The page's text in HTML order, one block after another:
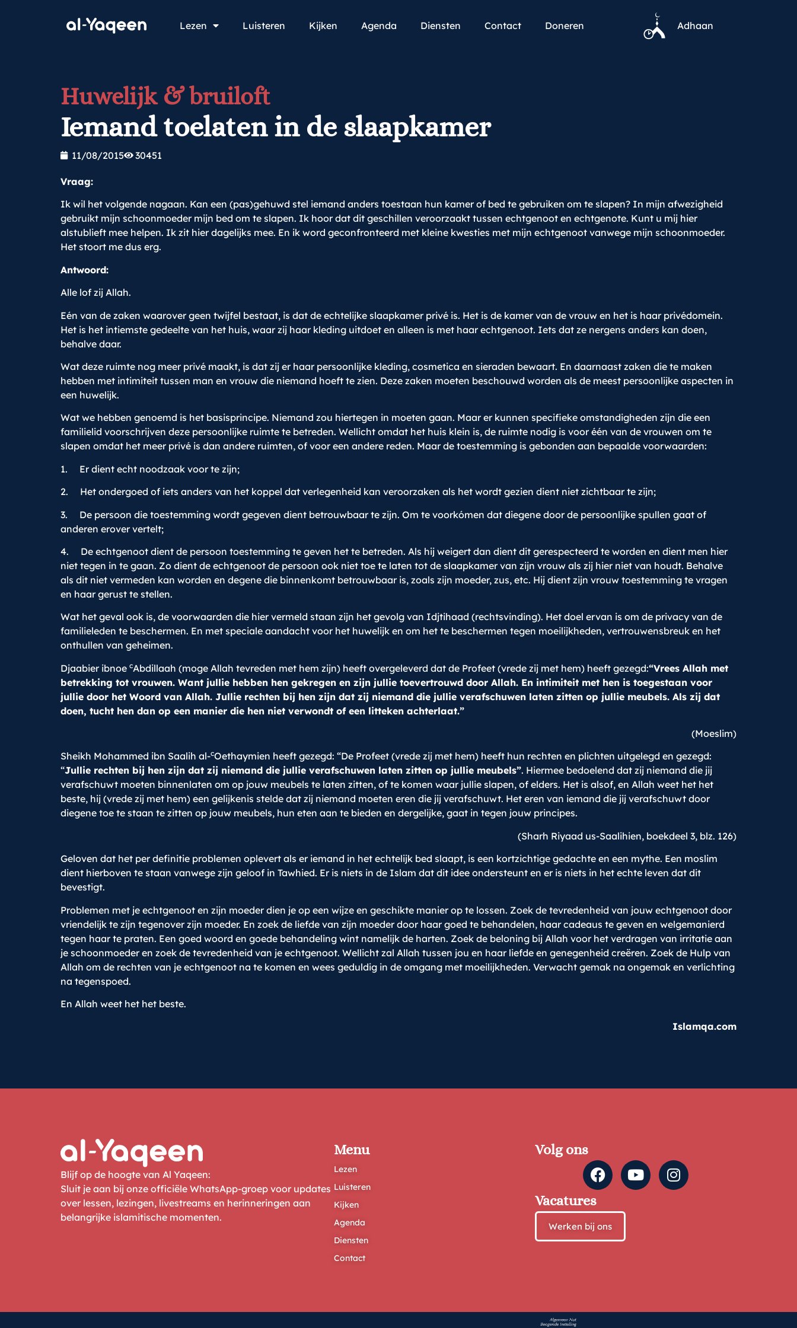
Lezen Luisteren Kijken Agenda Diensten Contact Doneren Adhaan
Huwelijk & bruiloft
Iemand toelaten in de slaapkamer
11/08/2015 30451
Vraag:
Ik wil het volgende nagaan. Kan een (pas)gehuwd stel iemand anders toestaan hun kamer of bed te gebruiken om te slapen? In mijn afwezigheid
gebruikt mijn schoonmoeder mijn bed om te slapen. Ik hoor dat dit geschillen veroorzaakt tussen echtgenoot en echtgenote. Kunt u mij hier
alstublieft mee helpen. Ik zit hier dagelijks mee. En ik word geconfronteerd met kleine kwesties met mijn echtgenoot vanwege mijn schoonmoeder.
Het stoort me dus erg.
Antwoord:
Alle lof zij Allah.
Eén van de zaken waarover geen twijfel bestaat, is dat de echtelijke slaapkamer privé is. Het is de kamer van de vrouw en het is haar privédomein.
Het is het intiemste gedeelte van het huis, waar zij haar kleding uitdoet en alleen is met haar echtgenoot. Iets dat ze nergens anders kan doen,
behalve daar.
Wat deze ruimte nog meer privé maakt, is dat zij er haar persoonlijke kleding, cosmetica en sieraden bewaart. En daarnaast zaken die te maken
hebben met intimiteit tussen man en vrouw die niemand hoeft te zien. Deze zaken moeten beschouwd worden als de meest persoonlijke aspecten in
een huwelijk.
Wat we hebben genoemd is het basisprincipe. Niemand zou hiertegen in moeten gaan. Maar er kunnen specifieke omstandigheden zijn die een
familielid voorschrijven deze persoonlijke ruimte te betreden. Wellicht omdat het huis klein is, de ruimte nodig is voor één van de vrouwen om te
slapen omdat het meer privé is dan andere ruimten, of voor een andere reden. Maar de toestemming is gebonden aan bepaalde voorwaarden:
1. Er dient echt noodzaak voor te zijn;
2. Het ondergoed of iets anders van het koppel dat verlegenheid kan veroorzaken als het wordt gezien dient niet zichtbaar te zijn;
3. De persoon die toestemming wordt gegeven dient betrouwbaar te zijn. Om te voorkómen dat diegene door de persoonlijke spullen gaat of
anderen erover vertelt;
4. De echtgenoot dient de persoon toestemming te geven het te betreden. Als hij weigert dan dient dit gerespecteerd te worden en dient men hier
niet tegen in te gaan. Zo dient de echtgenoot de persoon ook niet toe te laten tot de slaapkamer van zijn vrouw als zij hier niet van houdt. Behalve
als dit niet vermeden kan worden en degene die binnenkomt betrouwbaar is, zoals zijn moeder, zus, etc. Hij dient zijn vrouw toestemming te vragen
en haar gerust te stellen.
Wat het geval ook is, de voorwaarden die hier vermeld staan zijn het gevolg van Idjtihaad (rechtsvinding). Het doel ervan is om de privacy van de
familieleden te beschermen. En met speciale aandacht voor het huwelijk en om het te beschermen tegen moeilijkheden, vertrouwensbreuk en het
onthullen van geheimen.
Djaabier ibnoe cAbdillaah (moge Allah tevreden met hem zijn) heeft overgeleverd dat de Profeet (vrede zij met hem) heeft gezegd:“Vrees Allah met
betrekking tot vrouwen. Want jullie hebben hen gekregen en zijn jullie toevertrouwd door Allah. En intimiteit met hen is toegestaan voor
jullie door het Woord van Allah. Jullie rechten bij hen zijn dat zij niemand die jullie verafschuwen laten zitten op jullie meubels. Als zij dat
doen, tucht hen dan op een manier die hen niet verwondt of een litteken achterlaat.”
(Moeslim)
Sheikh Mohammed ibn Saalih al-cOethaymien heeft gezegd: “De Profeet (vrede zij met hem) heeft hun rechten en plichten uitgelegd en gezegd:
“Jullie rechten bij hen zijn dat zij niemand die jullie verafschuwen laten zitten op jullie meubels”. Hiermee bedoelend dat zij niemand die jij
verafschuwt moeten binnenlaten om op jouw meubels te laten zitten, of te komen waar jullie slapen, of elders. Het is alsof, en Allah weet het het
beste, hij (vrede zij met hem) een gelijkenis stelde dat zij niemand moeten eren die jij verafschuwt. Het eren van iemand die jij verafschuwt door
diegene toe te staan te zitten op jouw meubels, hun eten aan te bieden en dergelijke, gaat in tegen jouw principes.
(Sharh Riyaad us-Saalihien, boekdeel 3, blz. 126)
Geloven dat het per definitie problemen oplevert als er iemand in het echtelijk bed slaapt, is een kortzichtige gedachte en een mythe. Een moslim
dient hierboven te staan vanwege zijn geloof in Tawhied. Er is niets in de Islam dat dit idee ondersteunt en er is niets in het echte leven dat dit
bevestigt.
Problemen met je echtgenoot en zijn moeder dien je op een wijze en geschikte manier op te lossen. Zoek de tevredenheid van jouw echtgenoot door
vriendelijk te zijn tegenover zijn moeder. En zoek de liefde van zijn moeder door haar goed te behandelen, haar cadeaus te geven en welgemanierd
tegen haar te praten. Een goed woord en goede behandeling wint namelijk de harten. Zoek de beloning bij Allah voor het verdragen van irritatie aan
je schoonmoeder en zoek de tevredenheid van je echtgenoot. Wellicht zal Allah tussen jou en haar liefde en genegenheid creëren. Zoek de Hulp van
Allah om de rechten van je echtgenoot na te komen en wees geduldig in de omgang met moeilijkheden. Verwacht gemak na ongemak en verlichting
na tegenspoed.
En Allah weet het het beste.
Islamqa.com
Blijf op de hoogte van Al Yaqeen:
Sluit je aan bij onze officiële WhatsApp-groep voor updates
over lessen, lezingen, livestreams en herinneringen aan
belangrijke islamitische momenten.
Menu
Lezen
Luisteren
Kijken
Agenda
Diensten
Contact
Volg ons
Vacatures
Werken bij ons